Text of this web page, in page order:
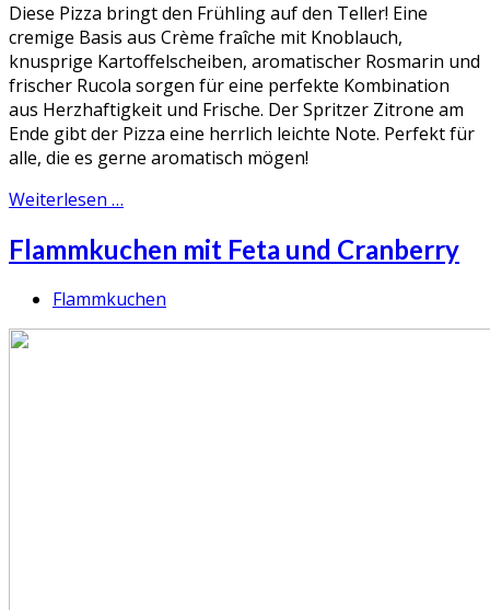
Diese Pizza bringt den Frühling auf den Teller! Eine
cremige Basis aus Crème fraîche mit Knoblauch,
knusprige Kartoffelscheiben, aromatischer Rosmarin und
frischer Rucola sorgen für eine perfekte Kombination
aus Herzhaftigkeit und Frische. Der Spritzer Zitrone am
Ende gibt der Pizza eine herrlich leichte Note. Perfekt für
alle, die es gerne aromatisch mögen!
Weiterlesen …
Flammkuchen mit Feta und Cranberry
Flammkuchen